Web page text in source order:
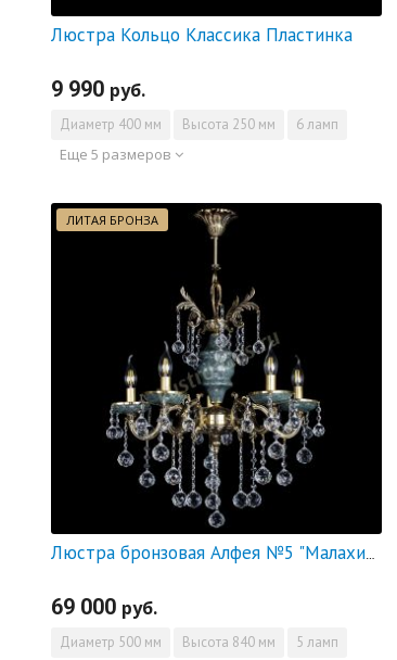
Люстра Кольцо Классика Пластинка
9 990 руб.
Диаметр 400 мм Высота 250 мм 6 ламп
Еще 5 размеров
ЛИТАЯ БРОНЗА
Люстра бронзовая Алфея №5 "Малахит" шар
69 000 руб.
Диаметр 500 мм Высота 840 мм 5 ламп